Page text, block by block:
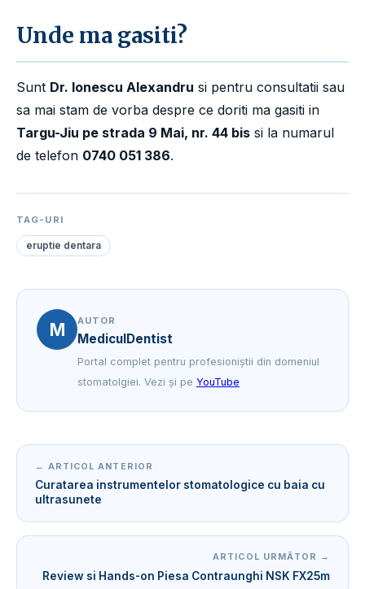
Unde ma gasiti?
Sunt Dr. Ionescu Alexandru si pentru consultatii sau
sa mai stam de vorba despre ce doriti ma gasiti in
Targu-Jiu pe strada 9 Mai, nr. 44 bis si la numarul
de telefon 0740 051 386.
TAG-URI
eruptie dentara
M AUTOR
MediculDentist
Portal complet pentru profesioniștii din domeniul
stomatolgiei. Vezi și pe YouTube
← ARTICOL ANTERIOR
Curatarea instrumentelor stomatologice cu baia cu
ultrasunete
ARTICOL URMĂTOR →
Review si Hands-on Piesa Contraunghi NSK FX25m